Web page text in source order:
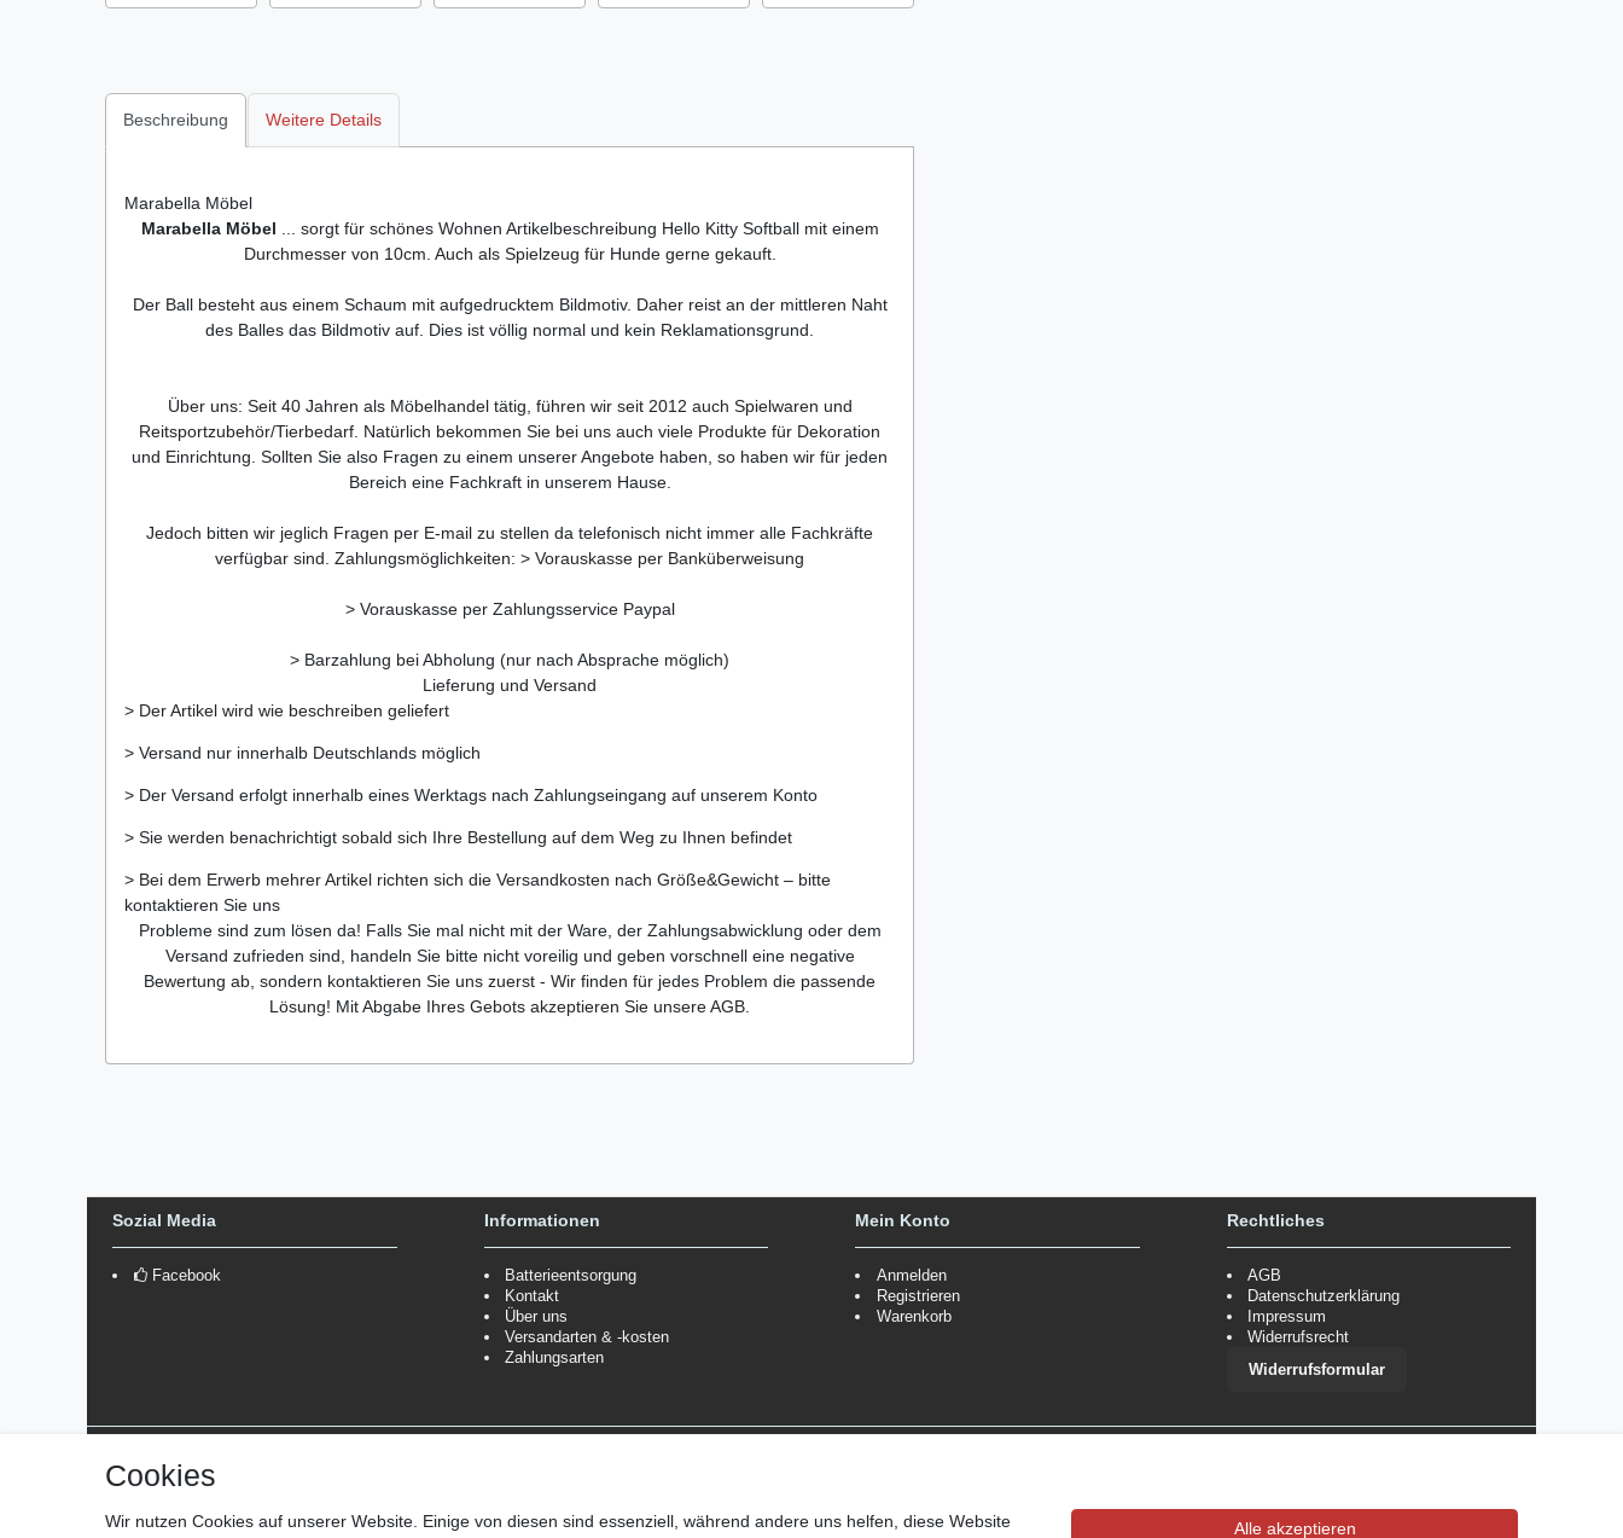
Beschreibung Weitere Details
Marabella Möbel
Marabella Möbel ... sorgt für schönes Wohnen Artikelbeschreibung Hello Kitty Softball mit einem
Durchmesser von 10cm. Auch als Spielzeug für Hunde gerne gekauft.
Der Ball besteht aus einem Schaum mit aufgedrucktem Bildmotiv. Daher reist an der mittleren Naht
des Balles das Bildmotiv auf. Dies ist völlig normal und kein Reklamationsgrund.
Über uns: Seit 40 Jahren als Möbelhandel tätig, führen wir seit 2012 auch Spielwaren und
Reitsportzubehör/Tierbedarf. Natürlich bekommen Sie bei uns auch viele Produkte für Dekoration
und Einrichtung. Sollten Sie also Fragen zu einem unserer Angebote haben, so haben wir für jeden
Bereich eine Fachkraft in unserem Hause.
Jedoch bitten wir jeglich Fragen per E-mail zu stellen da telefonisch nicht immer alle Fachkräfte
verfügbar sind. Zahlungsmöglichkeiten: > Vorauskasse per Banküberweisung
> Vorauskasse per Zahlungsservice Paypal
> Barzahlung bei Abholung (nur nach Absprache möglich)
Lieferung und Versand
> Der Artikel wird wie beschreiben geliefert
> Versand nur innerhalb Deutschlands möglich
> Der Versand erfolgt innerhalb eines Werktags nach Zahlungseingang auf unserem Konto
> Sie werden benachrichtigt sobald sich Ihre Bestellung auf dem Weg zu Ihnen befindet
> Bei dem Erwerb mehrer Artikel richten sich die Versandkosten nach Größe&Gewicht – bitte
kontaktieren Sie uns
Probleme sind zum lösen da! Falls Sie mal nicht mit der Ware, der Zahlungsabwicklung oder dem
Versand zufrieden sind, handeln Sie bitte nicht voreilig und geben vorschnell eine negative
Bewertung ab, sondern kontaktieren Sie uns zuerst - Wir finden für jedes Problem die passende
Lösung! Mit Abgabe Ihres Gebots akzeptieren Sie unsere AGB.
Sozial Media
Facebook
Informationen
Batterieentsorgung
Kontakt
Über uns
Versandarten & -kosten
Zahlungsarten
Mein Konto
Anmelden
Registrieren
Warenkorb
Rechtliches
AGB
Datenschutzerklärung
Impressum
Widerrufsrecht
Widerrufsformular
*Lieferzeit: 1-3 Werktage / 4-5 Werktage - je nach Artikelgruppe.
Cookies
Wir nutzen Cookies auf unserer Website. Einige von diesen sind essenziell, während andere uns helfen, diese Website
Alle akzeptieren